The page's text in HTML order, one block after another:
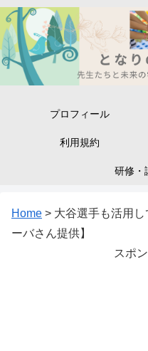
プロフィール
利用規約
研修・
Home > 大谷選手も活用
ーバさん提供】
スポ